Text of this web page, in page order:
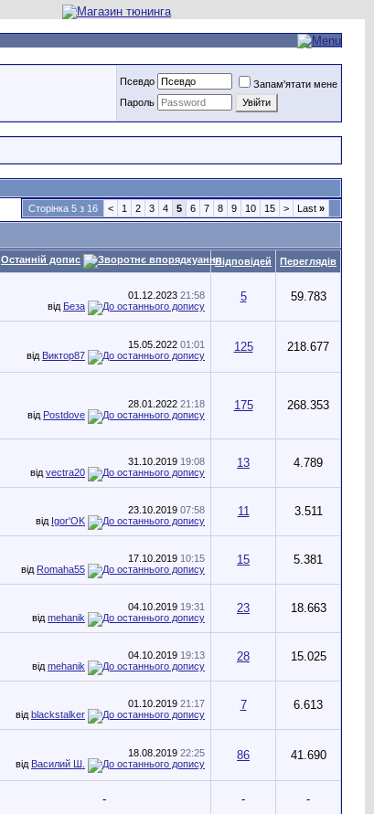
Псевдо
Запам'ятати мене
Пароль
Сторінка 5 з 16
< 1 2 3 4 5 6 7 8 9 10 15 > Last »
Останній допис Відповідей Переглядів
01.12.2023 21:58
від Беза
5 59.783
15.05.2022 01:01
від Виктор87
125 218.677
28.01.2022 21:18
від Postdove
175 268.353
31.10.2019 19:08
від vectra20
13 4.789
23.10.2019 07:58
від Igor'OK
11 3.511
17.10.2019 10:15
від Romaha55
15 5.381
04.10.2019 19:31
від mehanik
23 18.663
04.10.2019 19:13
від mehanik
28 15.025
01.10.2019 21:17
від blackstalker
7 6.613
18.08.2019 22:25
від Василий Ш.
86 41.690
- - -